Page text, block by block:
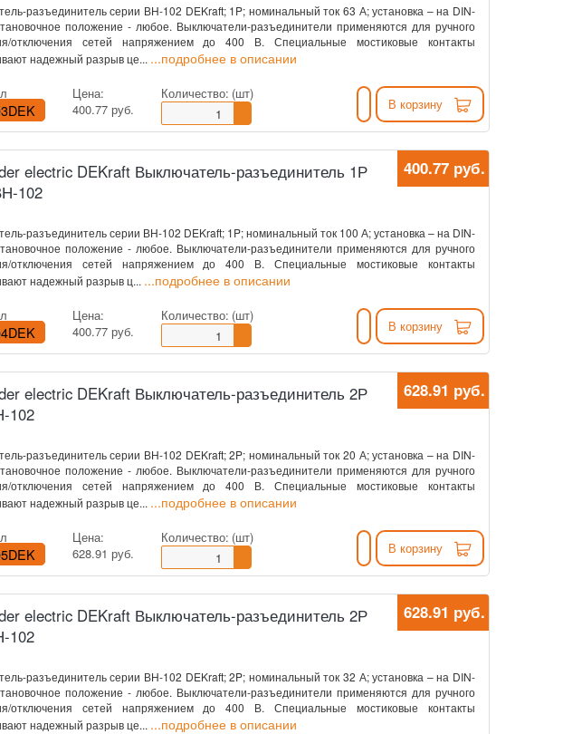
разъединитель серии ВН-102 DEKraft; 1P; номинальный ток 63 А; установка – на DIN-
положение - любое. Выключатели-разъединители применяются для ручного
отключения сетей напряжением до 400 В. Специальные мостиковые контакты
надежный разрыв це... ...подробнее в описании
Цена:
400.77 руб.
Количество: (шт)
В корзину
400.77 руб.
electric DEKraft Выключатель-разъединитель 1Р
102
разъединитель серии ВН-102 DEKraft; 1P; номинальный ток 100 А; установка – на DIN-
положение - любое. Выключатели-разъединители применяются для ручного
отключения сетей напряжением до 400 В. Специальные мостиковые контакты
надежный разрыв ц... ...подробнее в описании
Цена:
400.77 руб.
Количество: (шт)
В корзину
628.91 руб.
electric DEKraft Выключатель-разъединитель 2Р
102
разъединитель серии ВН-102 DEKraft; 2P; номинальный ток 20 А; установка – на DIN-
положение - любое. Выключатели-разъединители применяются для ручного
отключения сетей напряжением до 400 В. Специальные мостиковые контакты
надежный разрыв це... ...подробнее в описании
Цена:
628.91 руб.
Количество: (шт)
В корзину
628.91 руб.
electric DEKraft Выключатель-разъединитель 2Р
102
разъединитель серии ВН-102 DEKraft; 2P; номинальный ток 32 А; установка – на DIN-
положение - любое. Выключатели-разъединители применяются для ручного
отключения сетей напряжением до 400 В. Специальные мостиковые контакты
надежный разрыв це... ...подробнее в описании